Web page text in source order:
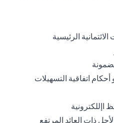
الرئيسية
– شروط و أحكام اتفاقية التسهيلات
اإللكترونية
ذات العائد المرتفع